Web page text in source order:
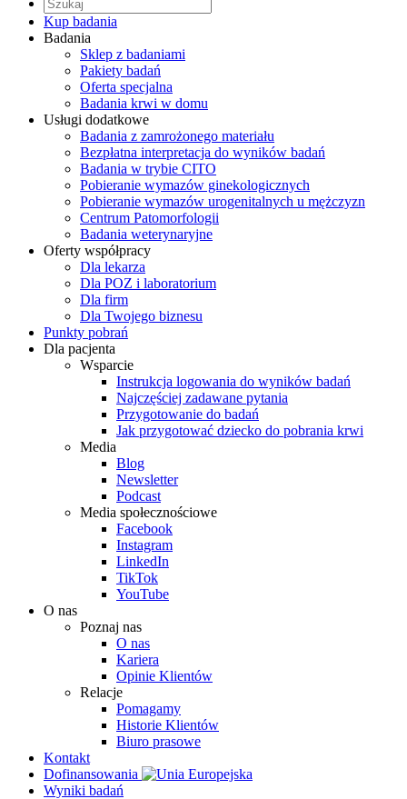
Kup badania
Badania
Sklep z badaniami
Pakiety badań
Oferta specjalna
Badania krwi w domu
Usługi dodatkowe
Badania z zamrożonego materiału
Bezpłatna interpretacja do wyników badań
Badania w trybie CITO
Pobieranie wymazów ginekologicznych
Pobieranie wymazów urogenitalnych u mężczyzn
Centrum Patomorfologii
Badania weterynaryjne
Oferty współpracy
Dla lekarza
Dla POZ i laboratorium
Dla firm
Dla Twojego biznesu
Punkty pobrań
Dla pacjenta
Wsparcie
Instrukcja logowania do wyników badań
Najczęściej zadawane pytania
Przygotowanie do badań
Jak przygotować dziecko do pobrania krwi
Media
Blog
Newsletter
Podcast
Media społecznościowe
Facebook
Instagram
LinkedIn
TikTok
YouTube
O nas
Poznaj nas
O nas
Kariera
Opinie Klientów
Relacje
Pomagamy
Historie Klientów
Biuro prasowe
Kontakt
Dofinansowania
Wyniki badań